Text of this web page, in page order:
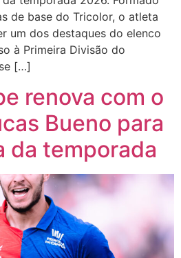
de base do Tricolor, o atleta
um dos destaques do elenco
à Primeira Divisão do
[…]
renova com o
Bueno para
da temporada